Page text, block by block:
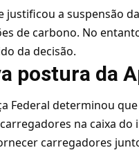
justificou a suspensão
de carbono. No
da decisão.
postura da
Federal determinou
na caixa do
carregadores